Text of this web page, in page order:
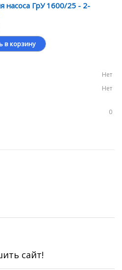
насоса ГрУ 1600/25 - 2-
в корзину
Нет
Нет
0
сайт!